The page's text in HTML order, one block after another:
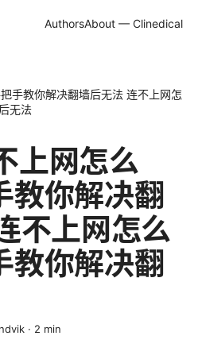
AuthorsAbout — Clinedical
手教你解决翻墙后无法 连不上网怎
无法
上网怎么
教你解决翻
不上网怎么
教你解决翻
· 2 min